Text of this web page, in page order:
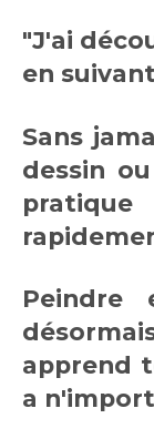
"J'ai
en
Sans
dessin
pratique
Peindre
apprend
a